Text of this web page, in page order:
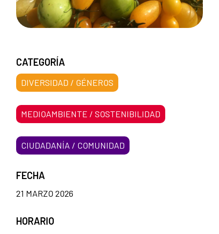
CATEGORÍA
DIVERSIDAD / GÉNEROS
MEDIOAMBIENTE / SOSTENIBILIDAD
CIUDADANÍA / COMUNIDAD
FECHA
21 MARZO 2026
HORARIO